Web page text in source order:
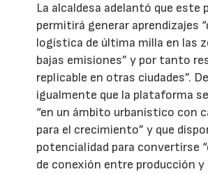
La alcaldesa adelantó que este
permitirá generar aprendizajes
logística de última milla en las
bajas emisiones” y por tanto
replicable en otras ciudades”.
igualmente que la plataforma
“en un ámbito urbanístico con
para el crecimiento” y que
potencialidad para convertirse
de conexión entre producción y